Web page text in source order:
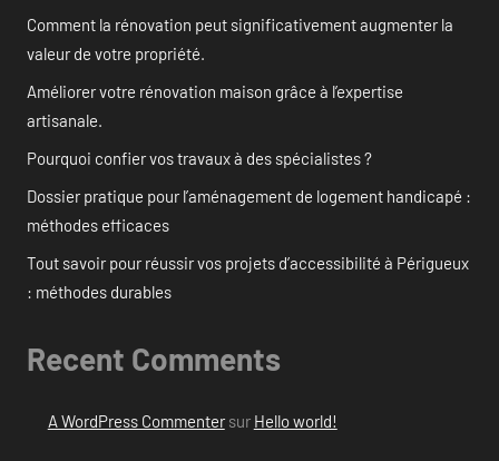
Comment la rénovation peut significativement augmenter la
valeur de votre propriété.
Améliorer votre rénovation maison grâce à l’expertise
artisanale.
Pourquoi confier vos travaux à des spécialistes ?
Dossier pratique pour l’aménagement de logement handicapé :
méthodes efficaces
Tout savoir pour réussir vos projets d’accessibilité à Périgueux
: méthodes durables
Recent Comments
A WordPress Commentersur Hello world!